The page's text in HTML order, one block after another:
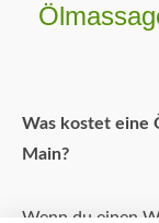
Was kostet eine
Main?
Wenn du einen